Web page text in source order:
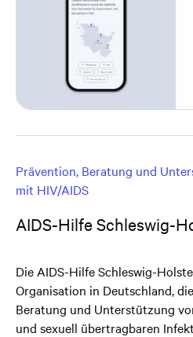
Prävention, Beratung und
mit HIV/AIDS
AIDS-Hilfe Schleswig-
Die AIDS-Hilfe Schleswig-
Organisation in Deutschland,
Beratung und Unterstützung
und sexuell übertragbaren